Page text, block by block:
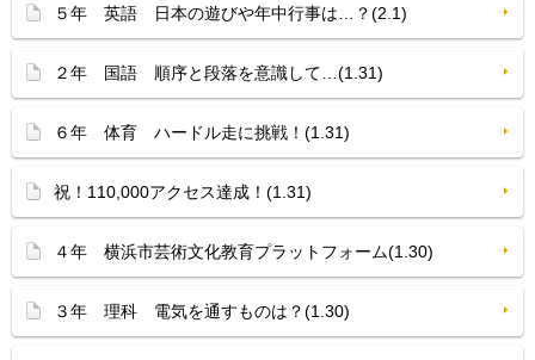
５年 英語 日本の遊びや年中行事は…？(2.1)
２年 国語 順序と段落を意識して…(1.31)
６年 体育 ハードル走に挑戦！(1.31)
祝！110,000アクセス達成！(1.31)
４年 横浜市芸術文化教育プラットフォーム(1.30)
３年 理科 電気を通すものは？(1.30)